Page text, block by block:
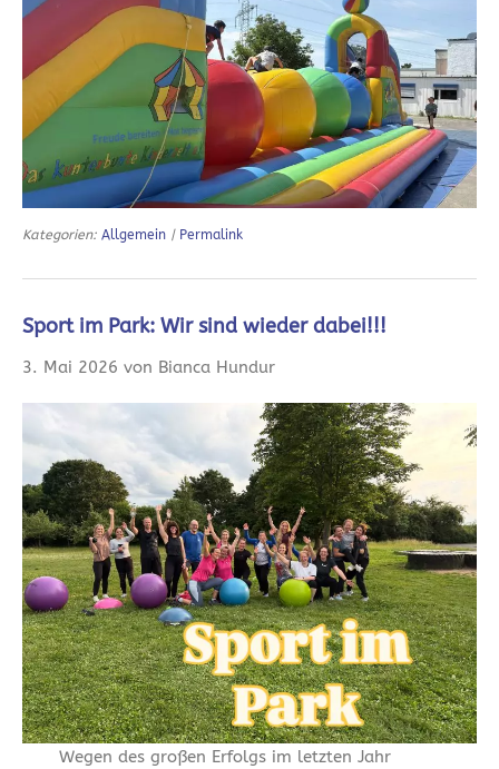
Kategorien: Allgemein | Permalink
Sport im Park: Wir sind wieder dabei!!!
3. Mai 2026 von Bianca Hundur
Wegen des großen Erfolgs im letzten Jahr